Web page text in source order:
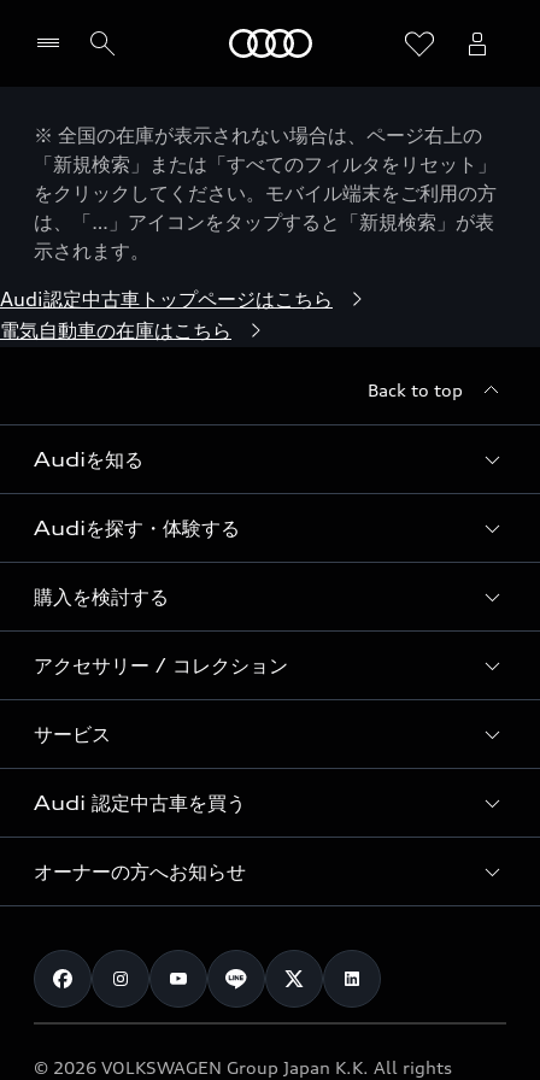
※ 全国の在庫が表示されない場合は、ページ右上の
「新規検索」または「すべてのフィルタをリセット」
をクリックしてください。モバイル端末をご利用の方
は、「…」アイコンをタップすると「新規検索」が表
示されます。
Audi認定中古車トップページはこちら
電気自動車の在庫はこちら
Back to top
Audiを知る
Audi ブランド
Story of Progress
Audi Sport
Formula 1®
デジタルサービス
Audiを探す・体験する
ディーラー検索
新車在庫検索
試乗車・展示車検索
見積り依頼
試乗予約
購入を検討する
モデル一覧
特別仕様モデル / 限定モデル
e-tronラインアップ
価格シミュレーション
車両比較
カタログ一覧
アクセサリー / コレクション
純正アクセサリー
オンラインショップ
Audi collection
アウディナビアプリ
サービス
サービス入庫予約
サービスプログラム
メンテナンス
車検 / 定期点検
e-tronアフターサポート
Audi 認定中古車を買う
Audi認定中古車
クオリティ
保証
メンテナンス
オーナーの方へお知らせ
お知らせ
オーナー様向けキャンペーン
© 2026 VOLKSWAGEN Group Japan K.K. All rights